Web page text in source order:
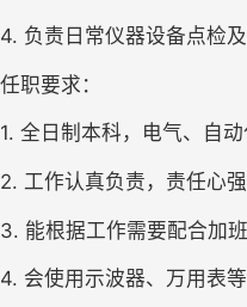
4. 负责日常仪器设备点检及
任职要求：
1. 全日制本科，电气、自
2. 工作认真负责，责任心
3. 能根据工作需要配合加班
4. 会使用示波器、万用表